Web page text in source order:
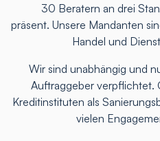
30 Beratern an drei
präsent. Unsere Mandanten
Handel und
Wir sind unabhängig und
Auftraggeber verpflichtet.
Kreditinstituten als
vielen